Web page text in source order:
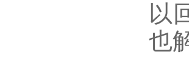
以
也